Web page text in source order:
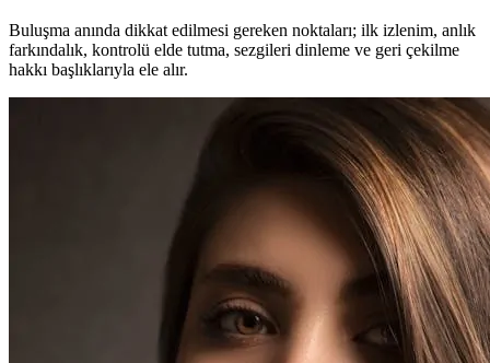
Buluşma anında dikkat edilmesi gereken noktaları; ilk izlenim, anlık
farkındalık, kontrolü elde tutma, sezgileri dinleme ve geri çekilme
hakkı başlıklarıyla ele alır.